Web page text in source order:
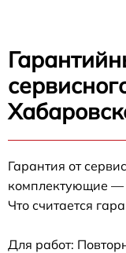
Гарантия от
комплектующие —
Что считается
Для работ: